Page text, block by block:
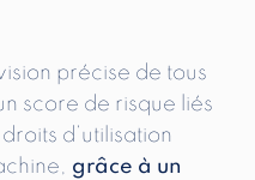
précise de tous
score de risque liés
d’utilisation
grâce à un